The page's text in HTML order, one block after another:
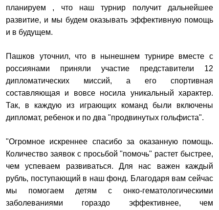
планируем , что наш турнир получит дальнейшее
развитие, и мы будем оказывать эффективную помощь
и в будущем.
Пашков уточнил, что в нынешнем турнире вместе с
россиянами приняли участие представители 12
дипломатических миссий, а его спортивная
составляющая и вовсе носила уникальный характер.
Так, в каждую из играющих команд были включены
дипломат, ребенок и по два "продвинутых гольфиста".
"Огромное искреннее спасибо за оказанную помощь.
Количество заявок с просьбой "помочь" растет быстрее,
чем успеваем развиваться. Для нас важен каждый
рубль, поступающий в наш фонд. Благодаря вам сейчас
мы помогаем детям с онко-гематологическими
заболеваниями гораздо эффективнее, чем